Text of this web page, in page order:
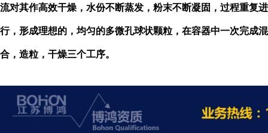
流对其作高效干燥，水份不断蒸发，粉末不断凝固，过程重复进
行，形成理想的，均匀的多微孔球状颗粒，在容器中一次完成混
合，造粒，干燥三个工序。